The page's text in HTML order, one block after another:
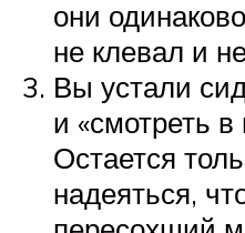
они
не клевал и
Вы устали
и «смотреть в
Остается
надеяться,